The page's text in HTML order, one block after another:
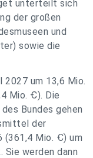
unterteilt sich
der großen
und
sowie die
um 13,6 Mio.
Mio. Ꞓ). Die
Bundes gehen
der
(361,4 Mio. Ꞓ) um
Sie werden dann